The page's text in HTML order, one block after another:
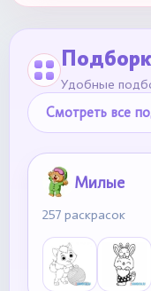
Удобные
Смотреть все
Милые
257 раскрасок